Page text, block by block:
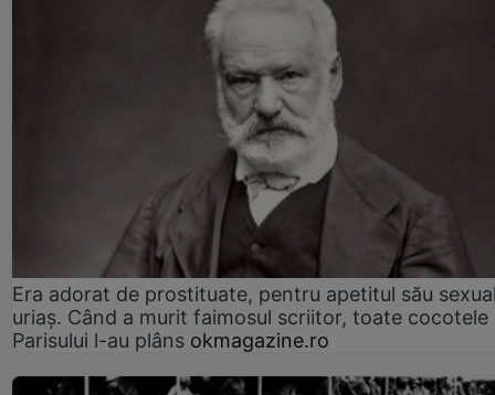
Era adorat de prostituate, pentru apetitul său
uriaș. Când a murit faimosul scriitor, toate cocotele
Parisului l-au plâns okmagazine.ro